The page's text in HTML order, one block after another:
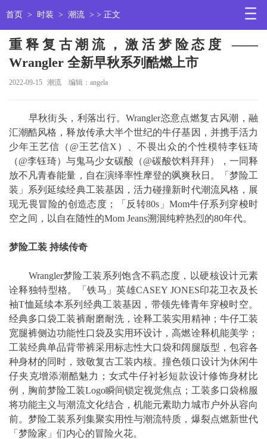
首页 > 时装 > 潮流 > > 正文
重释复古潮流，激活梦险态度 ——
Wrangler 全新早秋系列酷燃上市
2022-09-15 潮流 编辑：angela
早秋街头，利落出行。Wrangler恣意点燃复古风潮，融
汇潮酷风格，释放传承大半个世纪的牛仔基因，并携手活力
少年王艺信（@王艺信X）、不畏出众的个性模特李钰琦
（@李钰琦）与鬼马少女碳酸（@碳酸饮料拜拜），一同释
放不凡青春能量，自在演绎率性摩登的飒爽秋日。「梦险工
装」系列延续经典工装基因，活力碰撞新时代潮流风格，展
现无畏冒险的创造态度；「反转80s」Mom牛仔系列穿梭时
空之间，以自在随性的Mom Jeans溯洄纯粹热烈的80年代。
梦险工装 持续传奇
Wrangler梦险工装系列饱含不羁态度，以硬核设计元素
诠释独特型格。「铁马」英雄CASEY JONES印花卫衣及长
袖T恤延续本系列经典工装基因，带领先锋青年穿梭时空。
经典多口袋工装裤耐磨耐洗，诠释工装实用精神；牛仔工装
宽腿裤侧边功能性口袋及实用环设计，高燃诠释机能美学；
工装经典单品背带裤采用标志性大口袋和阔腿版型，包容各
种身材的同时，致敬复古工装内核。撞色领口设计为休闲牛
仔夹克增添潮酷魅力；女式牛仔衬衫短款设计修饰身材比
例，胸前梦险工装Logo瞬间锁定视觉焦点；工装多口袋棉服
将功能主义与潮流文化结合，机能元素助力城市户外从容向
前。梦险工装系列集聚实用性与潮流特质，爆裂点燃新世代
「梦险家」们内心的冒险火花。